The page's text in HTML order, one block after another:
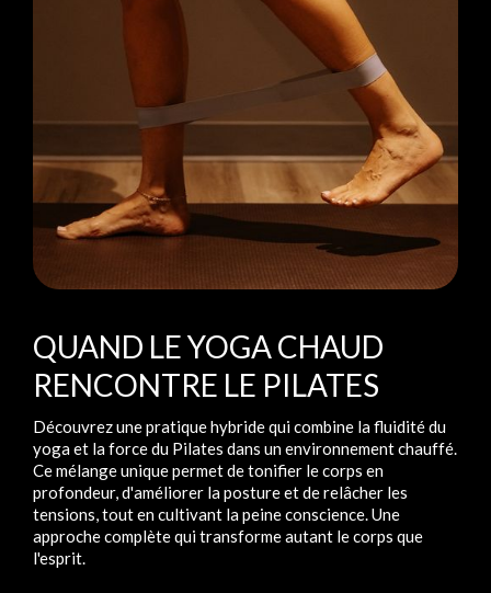
QUAND LE YOGA CHAUD
RENCONTRE LE PILATES
Découvrez une pratique hybride qui combine la fluidité du
yoga et la force du Pilates dans un environnement chauffé.
Ce mélange unique permet de tonifier le corps en
profondeur, d'améliorer la posture et de relâcher les
tensions, tout en cultivant la peine conscience. Une
approche complète qui transforme autant le corps que
l'esprit.